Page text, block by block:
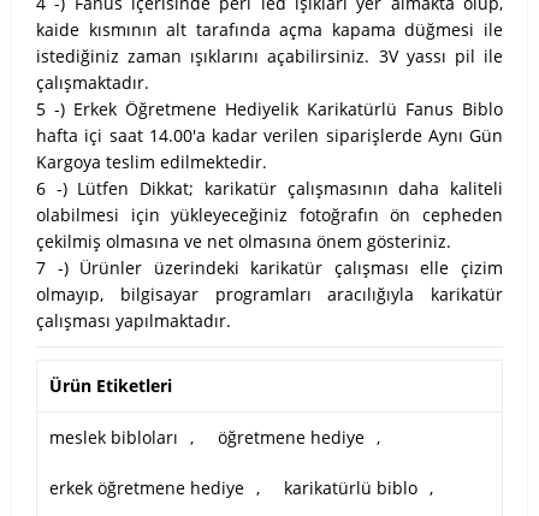
kaide kısmının alt tarafında açma kapama düğmesi ile
istediğiniz zaman ışıklarını açabilirsiniz. 3V yassı pil ile
çalışmaktadır.
5 -) Erkek Öğretmene Hediyelik Karikatürlü Fanus Biblo
hafta içi saat 14.00'a kadar verilen siparişlerde Aynı Gün
Kargoya teslim edilmektedir.
6 -) Lütfen Dikkat; karikatür çalışmasının daha kaliteli
olabilmesi için yükleyeceğiniz fotoğrafın ön cepheden
çekilmiş olmasına ve net olmasına önem gösteriniz.
7 -) Ürünler üzerindeki karikatür çalışması elle çizim
olmayıp, bilgisayar programları aracılığıyla karikatür
çalışması yapılmaktadır.
Ürün Etiketleri
meslek bibloları , öğretmene hediye ,
erkek öğretmene hediye , karikatürlü biblo ,